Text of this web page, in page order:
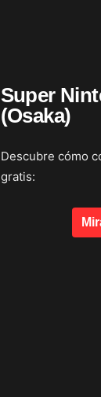
Super
(Osaka)
Descubre cómo
gratis: